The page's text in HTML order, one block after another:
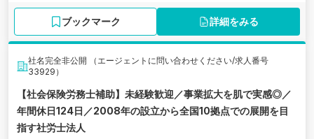
ブックマーク 詳細をみる
社名完全非公開 （エージェントに問い合わせください/求人番号
33929）
【社会保険労務士補助】未経験歓迎／事業拡大を肌で実感◎／
年間休日124日／2008年の設立から全国10拠点での展開を目
指す社労士法人